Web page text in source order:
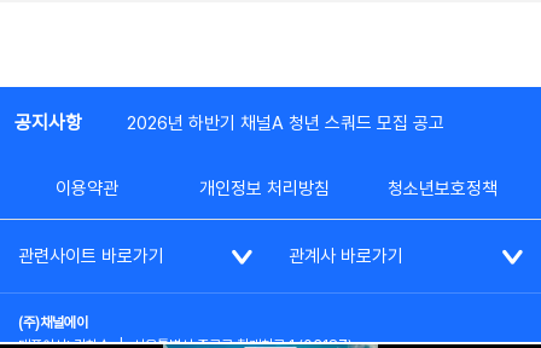
공지사항 2026년 하반기 채널A 청년 스쿼드 모집 공고
이용약관 개인정보 처리방침 청소년보호정책
관련사이트 바로가기 관계사 바로가기
(주)채널에이